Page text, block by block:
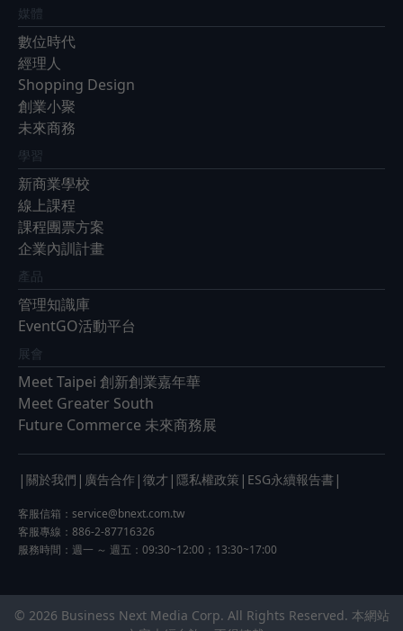
媒體
數位時代
經理人
Shopping Design
創業小聚
未來商務
學習
新商業學校
線上課程
課程團票方案
企業內訓計畫
產品
管理知識庫
EventGO活動平台
展會
Meet Taipei 創新創業嘉年華
Meet Greater South
Future Commerce 未來商務展
| 關於我們 | 廣告合作 | 徵才 | 隱私權政策 | ESG永續報告書 |
客服信箱： service@bnext.com.tw
客服專線：886-2-87716326
服務時間：週一 ～ 週五：09:30~12:00；13:30~17:00
© 2026 Business Next Media Corp. All Rights Reserved. 本網站